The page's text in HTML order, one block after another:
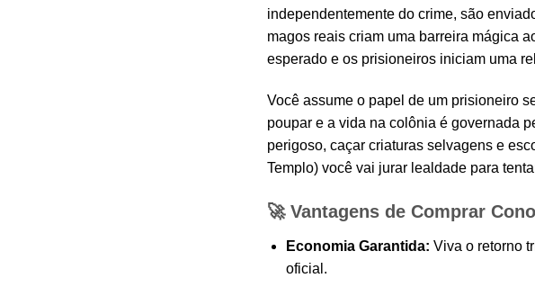
independentemente do crime, são
magos reais criam uma barreira mágica
esperado e os prisioneiros iniciam uma
Você assume o papel de um prisioneiro
poupar e a vida na colônia é governada
perigoso, caçar criaturas selvagens e
Templo) você vai jurar lealdade para
🚀 Vantagens de Comprar
Economia Garantida: Viva o retorno
oficial.